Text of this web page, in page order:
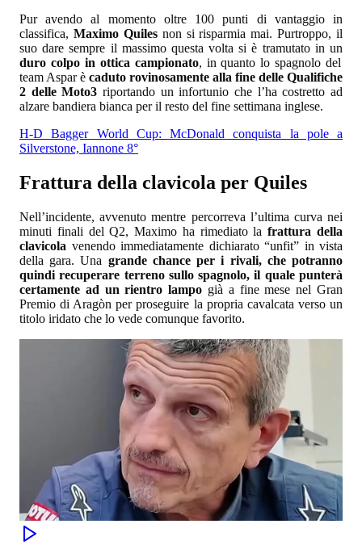
Pur avendo al momento oltre 100 punti di vantaggio in
classifica, Maximo Quiles non si risparmia mai. Purtroppo, il
suo dare sempre il massimo questa volta si è tramutato in un
duro colpo in ottica campionato, in quanto lo spagnolo del
team Aspar è caduto rovinosamente alla fine delle Qualifiche
2 delle Moto3 riportando un infortunio che l’ha costretto ad
alzare bandiera bianca per il resto del fine settimana inglese.
H-D Bagger World Cup: McDonald conquista la pole a
Silverstone, Iannone 8°
Frattura della clavicola per Quiles
Nell’incidente, avvenuto mentre percorreva l’ultima curva nei
minuti finali del Q2, Maximo ha rimediato lafrattura della
clavicola venendo immediatamente dichiarato “unfit” in vista
della gara. Una grande chance per i rivali, che potranno
quindi recuperare terreno sullo spagnolo, il quale punterà
certamente ad un rientro lampo già a fine mese nel Gran
Premio di Aragòn per proseguire la propria cavalcata verso un
titolo iridato che lo vede comunque favorito.